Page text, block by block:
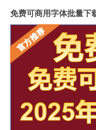
免费可商用字体批量下